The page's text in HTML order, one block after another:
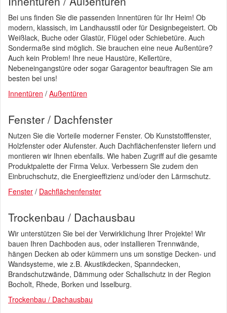
Bei uns finden Sie die passenden Innentüren für Ihr Heim! Ob
modern, klassisch, im Landhausstil oder für Designbegeistert. Ob
Weißlack, Buche oder Glastür, Flügel oder Schiebetüre. Auch
Sondermaße sind möglich. Sie brauchen eine neue Außentüre?
Auch kein Problem! Ihre neue Haustüre, Kellertüre,
Nebeneingangstüre oder sogar Garagentor beauftragen Sie am
besten bei uns!
Innentüren / Außentüren
Fenster / Dachfenster
Nutzen Sie die Vorteile moderner Fenster. Ob Kunststofffenster,
Holzfenster oder Alufenster. Auch Dachflächenfenster liefern und
montieren wir Ihnen ebenfalls. Wie haben Zugriff auf die gesamte
Produktpalette der Firma Velux. Verbessern Sie zudem den
Einbruchschutz, die Energieeffizienz und/oder den Lärmschutz.
Fenster / Dachflächenfenster
Trockenbau / Dachausbau
Wir unterstützen Sie bei der Verwirklichung Ihrer Projekte! Wir
bauen Ihren Dachboden aus, oder installieren Trennwände,
hängen Decken ab oder kümmern uns um sonstige Decken- und
Wandsysteme, wie z.B. Akustikdecken, Spanndecken,
Brandschutzwände, Dämmung oder Schallschutz in der Region
Bocholt, Rhede, Borken und Isselburg.
Trockenbau / Dachausbau